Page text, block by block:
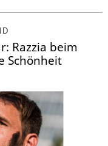
Razzia beim
Schönheit